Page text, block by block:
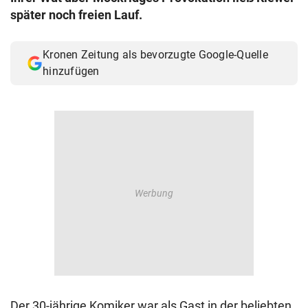
später noch freien Lauf.
Kronen Zeitung als bevorzugte Google-Quelle
hinzufügen